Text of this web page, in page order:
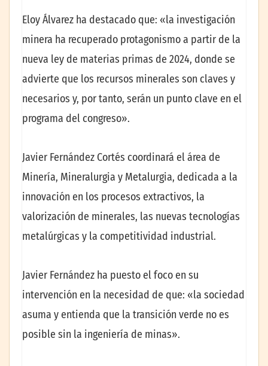
Eloy Álvarez ha destacado que: «la investigación
minera ha recuperado protagonismo a partir de la
nueva ley de materias primas de 2024, donde se
advierte que los recursos minerales son claves y
necesarios y, por tanto, serán un punto clave en el
programa del congreso».
Javier Fernández Cortés coordinará el área de
Minería, Mineralurgia y Metalurgia, dedicada a la
innovación en los procesos extractivos, la
valorización de minerales, las nuevas tecnologías
metalúrgicas y la competitividad industrial.
Javier Fernández ha puesto el foco en su
intervención en la necesidad de que: «la sociedad
asuma y entienda que la transición verde no es
posible sin la ingeniería de minas».